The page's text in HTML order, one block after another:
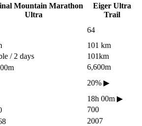
Mountain Marathon
Ultra
Eiger Ultra
Trail
64
101 km
/ 2 days
101km
6,600m
20% ▶
18h 00m ▶
700
2007